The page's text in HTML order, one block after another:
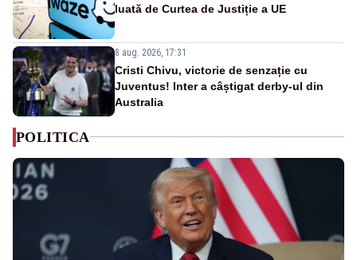
luată de Curtea de Justiție a UE
8 aug. 2026, 17:31
Cristi Chivu, victorie de senzație cu
Juventus! Inter a câștigat derby-ul din
Australia
POLITICA